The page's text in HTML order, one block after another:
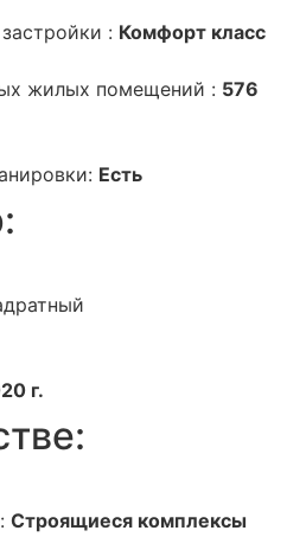
: Комфорт класс
жилых помещений : 576
Есть
г.
Строящиеся комплексы